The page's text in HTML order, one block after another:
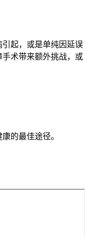
起，或是单纯因延误
术带来额外挑战，或
的最佳途径。